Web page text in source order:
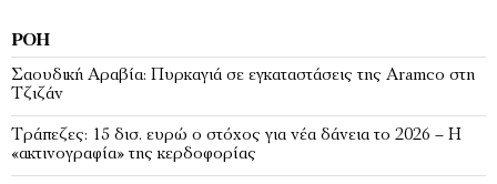
ΡΟΉ
Σαουδική Αραβία: Πυρκαγιά σε εγκαταστάσεις της Aramco στη
Τζιζάν
Τράπεζες: 15 δισ. ευρώ ο στόχος για νέα δάνεια το 2026 – Η
«ακτινογραφία» της κερδοφορίας